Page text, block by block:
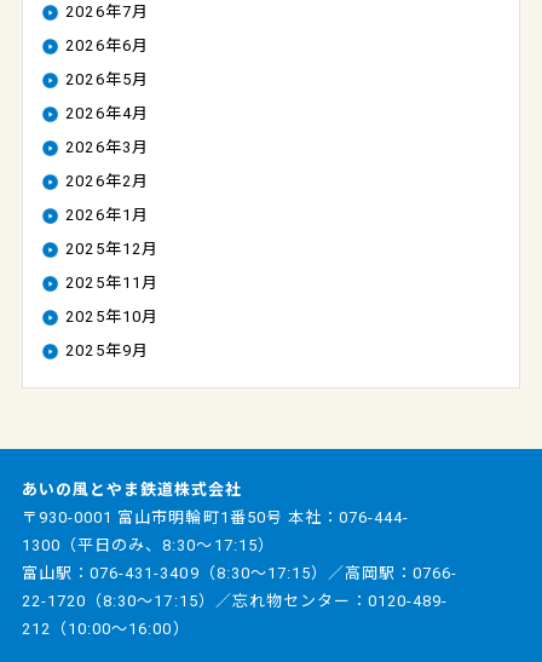
2026年7月
2026年6月
2026年5月
2026年4月
2026年3月
2026年2月
2026年1月
2025年12月
2025年11月
2025年10月
2025年9月
あいの風とやま鉄道株式会社
〒930-0001 富山市明輪町1番50号 本社： 076-444-
1300 （平日のみ、8:30～17:15）
富山駅：076-431-3409 （8:30～17:15）／高岡駅：0766-
22-1720 （8:30～17:15）／忘れ物センター：0120-489-
212
（10:00～16:00）